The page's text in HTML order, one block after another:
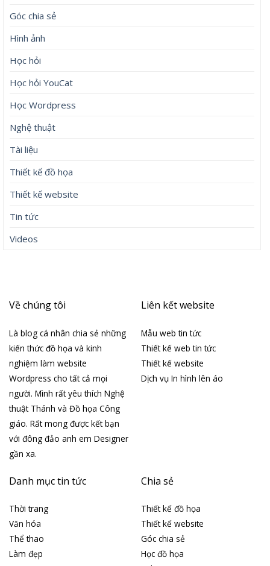
Góc chia sẻ
Hình ảnh
Học hỏi
Học hỏi YouCat
Học Wordpress
Nghệ thuật
Tài liệu
Thiết kế đồ họa
Thiết kế website
Tin tức
Videos
Về chúng tôi
Là blog cá nhân chia sẻ những
kiến thức đồ họa và kinh
nghiệm làm website
Wordpress cho tất cả mọi
người. Mình rất yêu thích Nghệ
thuật Thánh và Đồ họa Công
giáo. Rất mong được kết bạn
với đông đảo anh em Designer
gần xa.
Liên kết website
Mẫu web tin tức
Thiết kế web tin tức
Thiết kế website
Dịch vụ In hình lên áo
Danh mục tin tức
Thời trang
Văn hóa
Thể thao
Làm đẹp
Chia sẻ
Thiết kế đồ họa
Thiết kế website
Góc chia sẻ
Học đồ họa